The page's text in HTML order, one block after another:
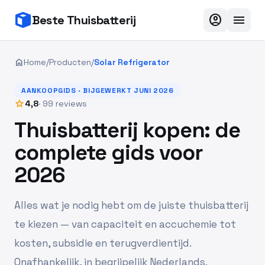
Beste Thuisbatterij account_circle menu
homeHome/Producten/Solar Refrigerator
AANKOOPGIDS · BIJGEWERKT JUNI 2026
star4,8· 99 reviews
Thuisbatterij kopen: de
complete gids voor
2026
Alles wat je nodig hebt om de juiste thuisbatterij
te kiezen — van capaciteit en accuchemie tot
kosten, subsidie en terugverdientijd.
Onafhankelijk, in begrijpelijk Nederlands.